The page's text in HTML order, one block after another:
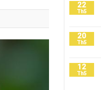
22
Th5
20
Th5
12
Th5